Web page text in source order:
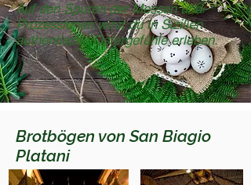
Auf den Spuren der Messen und
Prozessionen wirst du in Sizilien
authentische Ostergefühle erleben.
Brotbögen von San Biagio
Platani